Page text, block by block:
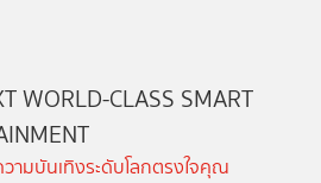
WORLD-CLASS SMART
ามบันเทิงระดับโลกตรงใจคุณ